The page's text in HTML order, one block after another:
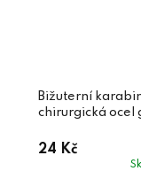
Bižuterní
chirurgická ocel
24 Kč